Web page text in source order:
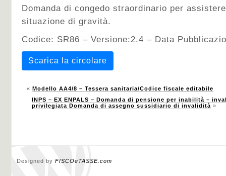
Domanda di congedo straordinario per
situazione di gravità.
Codice: SR86 – Versione:2.4 – Data
Scarica la circolare
« Modello AA4/8 – Tessera sanitaria/Codice fiscale editabile
INPS – EX ENPALS – Domanda di pensione per inabilità –
privilegiata Domanda di assegno sussidiario di invalidità »
Designed by FISCOeTASSE.com